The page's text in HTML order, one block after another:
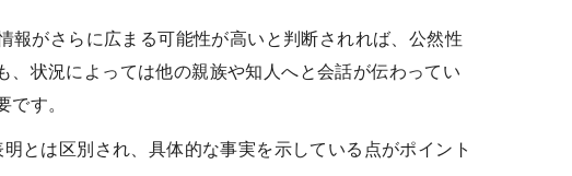
報がさらに広まる可能性が高いと判断されれば、公然性
状況によっては他の親族や知人へと会話が伝わってい
す。
とは区別され、具体的な事実を示している点がポイント